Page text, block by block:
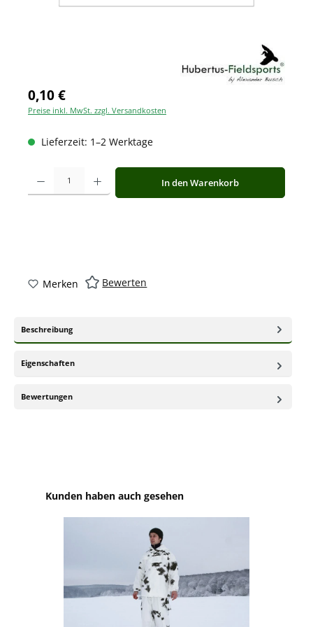
0,10 €
Preise inkl. MwSt. zzgl. Versandkosten
Lieferzeit: 1–2 Werktage
Produkt Anzahl: Gib den gewünschten Wert ein oder benutze die
In den Warenkorb
Merken Bewerten
Beschreibung
Eigenschaften
Bewertungen
Produktgalerie überspringen
Kunden haben auch gesehen